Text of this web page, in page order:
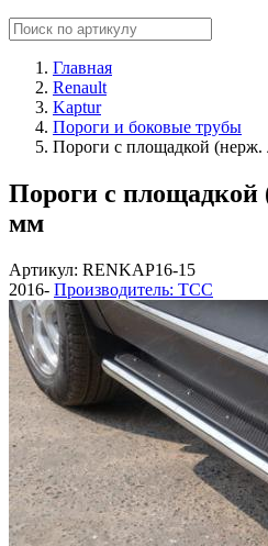
Главная
Renault
Kaptur
Пороги и боковые трубы
Пороги с площадкой (нерж.
Пороги с площадкой
мм
Артикул: RENKAP16-15
2016- Производитель: ТСС